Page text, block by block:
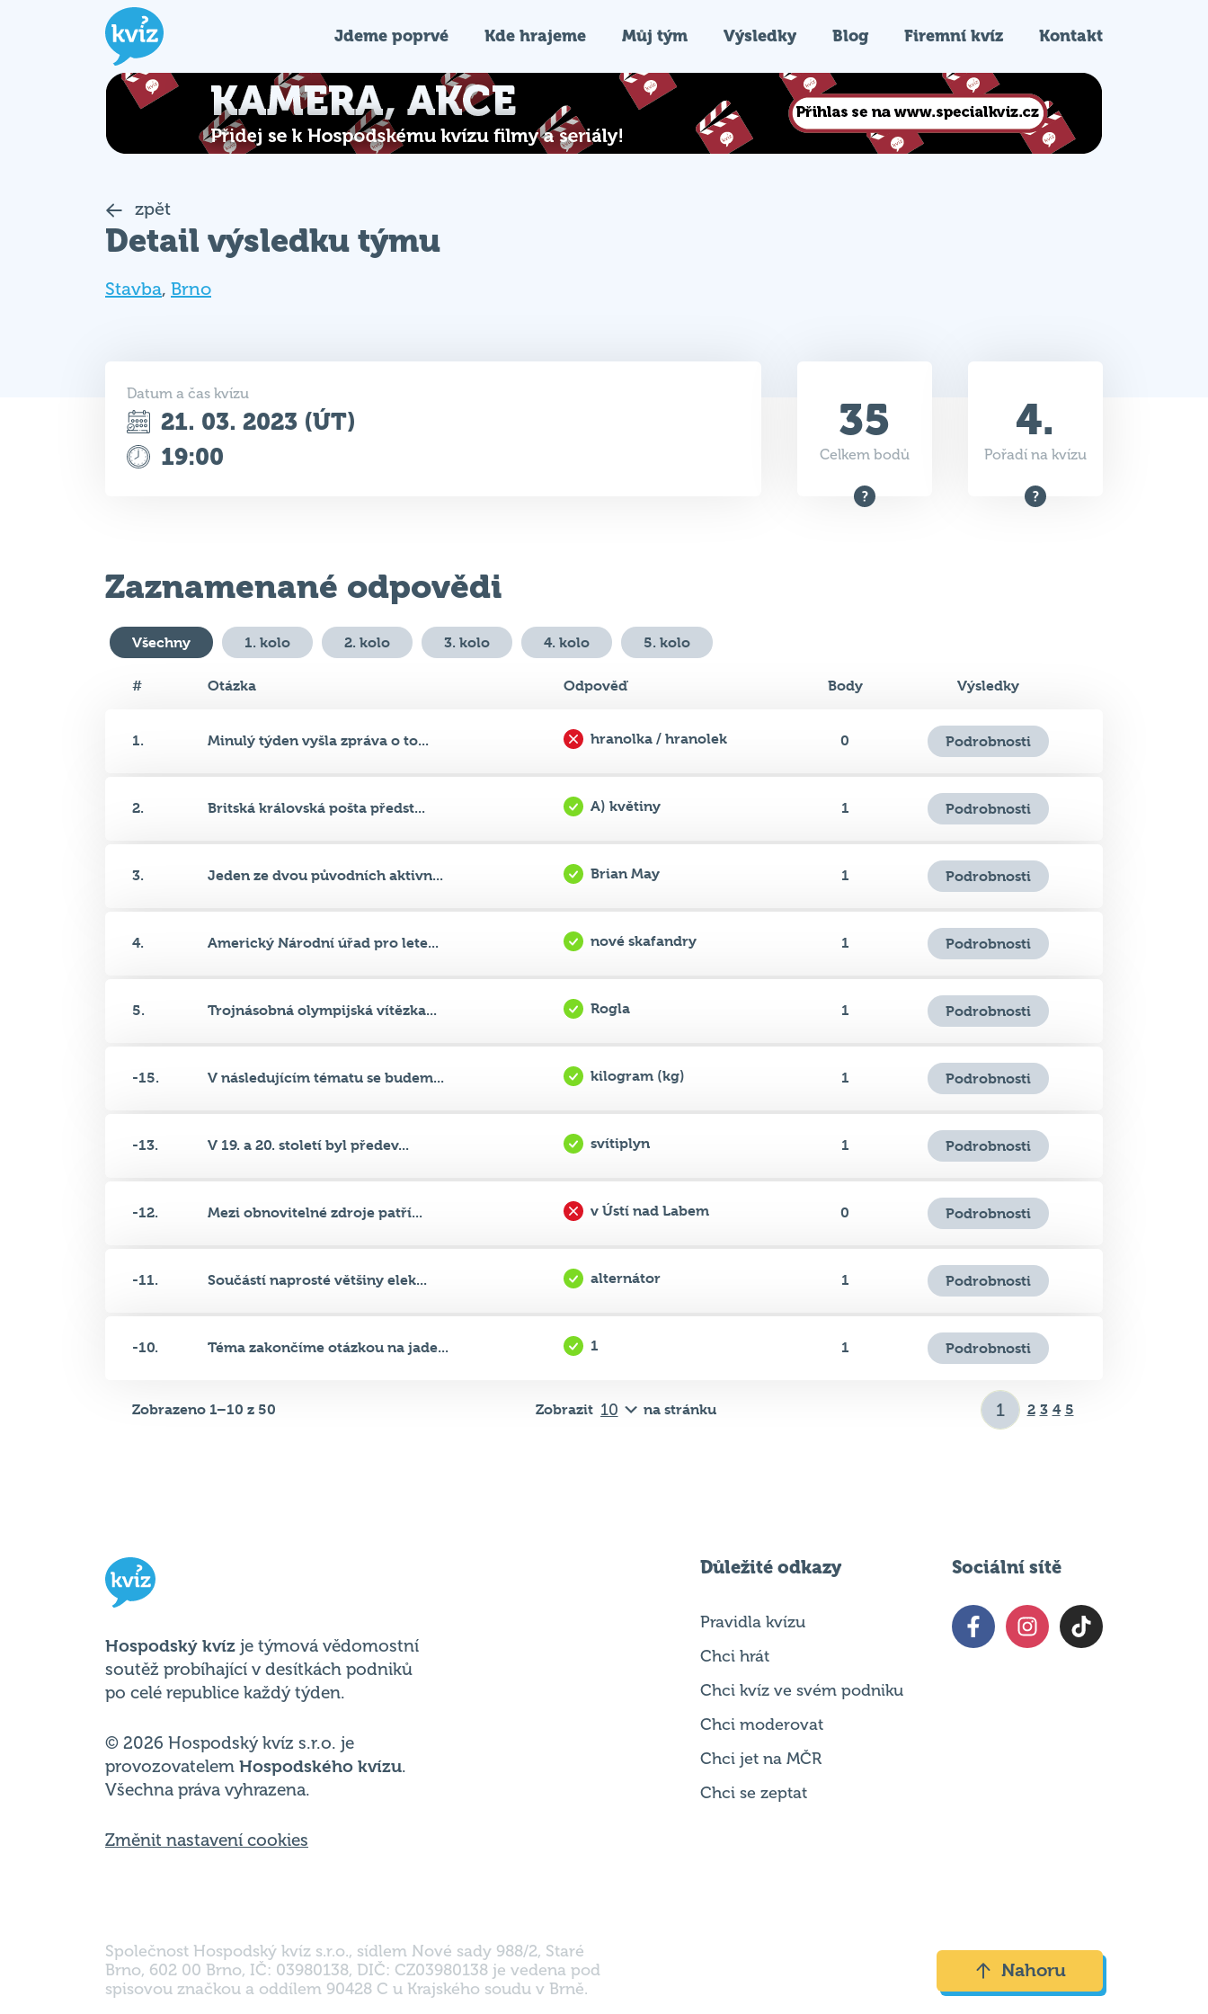
Jdeme poprvé Kde hrajeme Můj tým Výsledky Blog Firemní kvíz Kontakt
zpět
Detail výsledku týmu
Stavba, Brno
Datum a čas kvízu
21. 03. 2023 (ÚT)
19:00
35
Celkem bodů
4.
Pořadí na kvízu
Zaznamenané odpovědi
Všechny 1. kolo 2. kolo 3. kolo 4. kolo 5. kolo
# Otázka Odpověď Body Výsledky
1. Minulý týden vyšla zpráva o to... hranolka / hranolek 0 Podrobnosti
2. Britská královská pošta předst... A) květiny 1 Podrobnosti
3. Jeden ze dvou původních aktivn... Brian May 1 Podrobnosti
4. Americký Národní úřad pro lete... nové skafandry 1 Podrobnosti
5. Trojnásobná olympijská vítězka... Rogla 1 Podrobnosti
-15. V následujícím tématu se budem... kilogram (kg) 1 Podrobnosti
-13. V 19. a 20. století byl předev... svítiplyn 1 Podrobnosti
-12. Mezi obnovitelné zdroje patří... v Ústí nad Labem 0 Podrobnosti
-11. Součástí naprosté většiny elek... alternátor 1 Podrobnosti
-10. Téma zakončíme otázkou na jade... 1 1 Podrobnosti
Zobrazeno 1–10 z 50 Zobrazit na stránku 2 3 4 5
Hospodský kvíz je týmová vědomostní
soutěž probíhající v desítkách podniků
po celé republice každý týden.
© 2026 Hospodský kvíz s.r.o. je
provozovatelem Hospodského kvízu.
Všechna práva vyhrazena.
Změnit nastavení cookies
Důležité odkazy
Pravidla kvízu
Chci hrát
Chci kvíz ve svém podniku
Chci moderovat
Chci jet na MČR
Chci se zeptat
Sociální sítě
Společnost Hospodský kvíz s.r.o., sídlem Nové sady 988/2, Staré
Brno, 602 00 Brno, IČ: 03980138, DIČ: CZ03980138 je vedena pod
spisovou značkou a oddílem 90428 C u Krajského soudu v Brně.
Nahoru